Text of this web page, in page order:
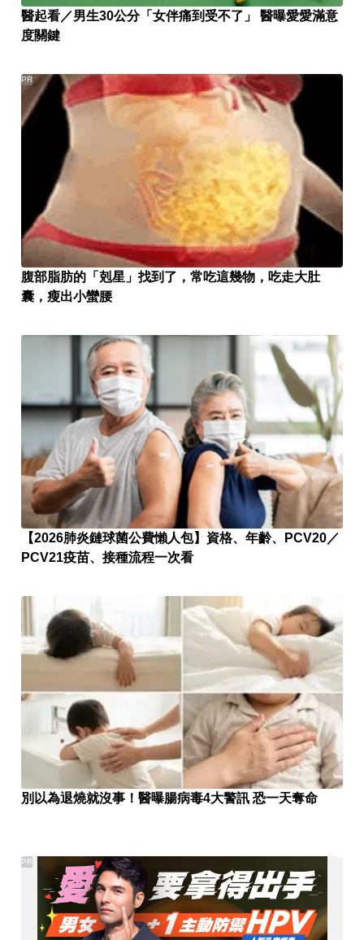
醫起看／男生30公分「女伴痛到受不了」 醫曝愛愛滿意
度關鍵
腹部脂肪的「剋星」找到了，常吃這幾物，吃走大肚
囊，瘦出小蠻腰
PR
【2026肺炎鏈球菌公費懶人包】資格、年齡、PCV20／
PCV21疫苗、接種流程一次看
別以為退燒就沒事！醫曝腸病毒4大警訊 恐一天奪命
PR